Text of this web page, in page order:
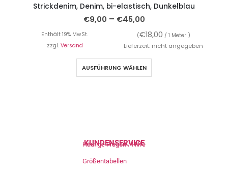
Strickdenim, Denim, bi-elastisch, Dunkelblau
€9,00 – €45,00
Enthält 19% MwSt. (€18,00 / 1 Meter )
zzgl. Versand Lieferzeit: nicht angegeben
AUSFÜHRUNG WÄHLEN
KUNDENSERVICE
Häufige Fragen / Hilfe
Größentabellen